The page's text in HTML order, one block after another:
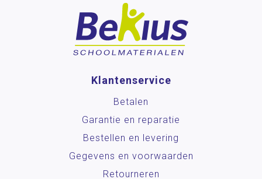
Klantenservice
Betalen
Garantie en reparatie
Bestellen en levering
Gegevens en voorwaarden
Retourneren